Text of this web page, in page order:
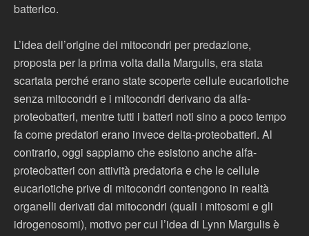
batterico.
L’idea dell’origine dei mitocondri per predazione,
proposta per la prima volta dalla Margulis, era stata
scartata perché erano state scoperte cellule eucariotiche
senza mitocondri e i mitocondri derivano da alfa-
proteobatteri, mentre tutti i batteri noti sino a poco tempo
fa come predatori erano invece delta-proteobatteri. Al
contrario, oggi sappiamo che esistono anche alfa-
proteobatteri con attività predatoria e che le cellule
eucariotiche prive di mitocondri contengono in realtà
organelli derivati dai mitocondri (quali i mitosomi e gli
idrogenosomi), motivo per cui l’idea di Lynn Margulis è